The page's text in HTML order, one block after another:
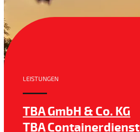
LEISTUNGEN
TBA GmbH & Co. KG
TBA Containerdienst